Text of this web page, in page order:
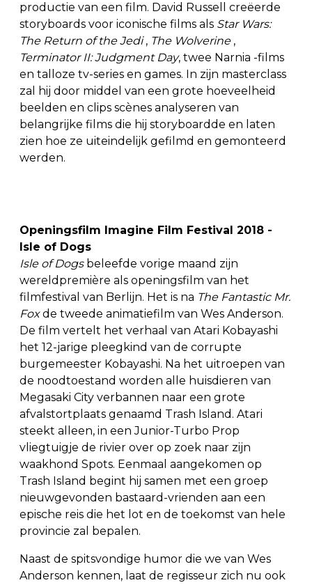
productie van een film. David Russell creëerde
storyboards voor iconische films als Star Wars:
The Return of the Jedi, The Wolverine,
Terminator II: Judgment Day, twee Narnia -films
en talloze tv-series en games. In zijn masterclass
zal hij door middel van een grote hoeveelheid
beelden en clips scènes analyseren van
belangrijke films die hij storyboardde en laten
zien hoe ze uiteindelijk gefilmd en gemonteerd
werden.
Openingsfilm Imagine Film Festival 2018 -
Isle of Dogs
Isle of Dogs beleefde vorige maand zijn
wereldpremière als openingsfilm van het
filmfestival van Berlijn. Het is na The Fantastic Mr.
Foxde tweede animatiefilm van Wes Anderson.
De film vertelt het verhaal van Atari Kobayashi
het 12-jarige pleegkind van de corrupte
burgemeester Kobayashi. Na het uitroepen van
de noodtoestand worden alle huisdieren van
Megasaki City verbannen naar een grote
afvalstortplaats genaamd Trash Island. Atari
steekt alleen, in een Junior-Turbo Prop
vliegtuigje de rivier over op zoek naar zijn
waakhond Spots. Eenmaal aangekomen op
Trash Island begint hij samen met een groep
nieuwgevonden bastaard-vrienden aan een
epische reis die het lot en de toekomst van hele
provincie zal bepalen.
Naast de spitsvondige humor die we van Wes
Anderson kennen, laat de regisseur zich nu ook